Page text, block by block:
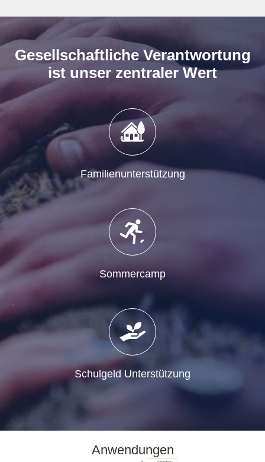
Gesellschaftliche Verantwortung
ist unser zentraler Wert
Familienunterstützung
,
Sommercamp
,
Schulgeld Unterstützung
Anwendungen